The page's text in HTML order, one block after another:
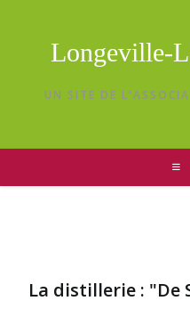
Longeville-
UN SITE DE
La distillerie : "De